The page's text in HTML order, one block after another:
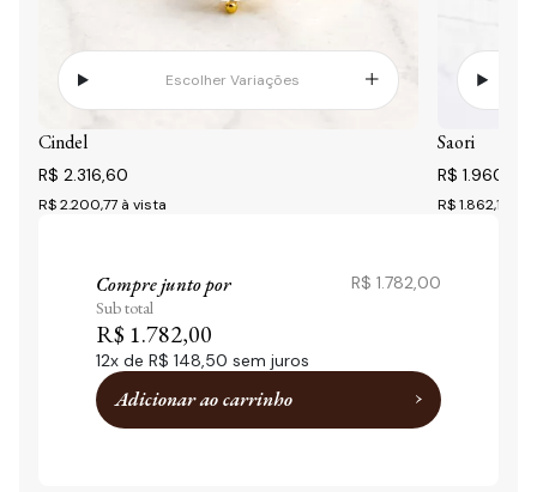
Escolher Variações
Cindel
R$ 2.316,60
R$ 2.200,77 à vista
Saori
R$ 1.960,20
R$ 1.862,19
Compre junto por
R$ 1.782,00
Sub total
R$ 1.782,00
12x de R$ 148,50 sem juros
Adicionar ao carrinho